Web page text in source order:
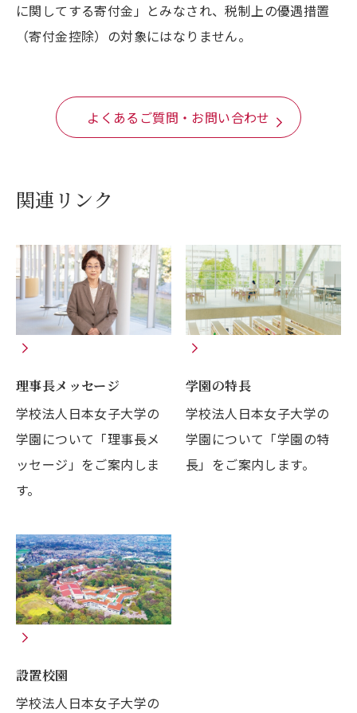
に関してする寄付金」とみなされ、税制上の優遇措置
（寄付金控除）の対象にはなりません。
よくあるご質問・お問い合わせ
関連リンク
理事長メッセージ
学校法人日本女子大学の
学園について「理事長メ
ッセージ」をご案内しま
す。
学園の特長
学校法人日本女子大学の
学園について「学園の特
長」をご案内します。
設置校園
学校法人日本女子大学の